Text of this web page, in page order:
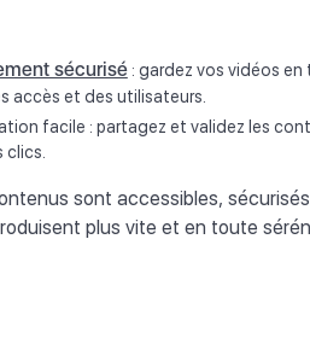
sécurisé: gardez vos vidéos
accès et des utilisateurs.
facile : partagez et validez les
clics.
sont accessibles,
plus vite et en toute